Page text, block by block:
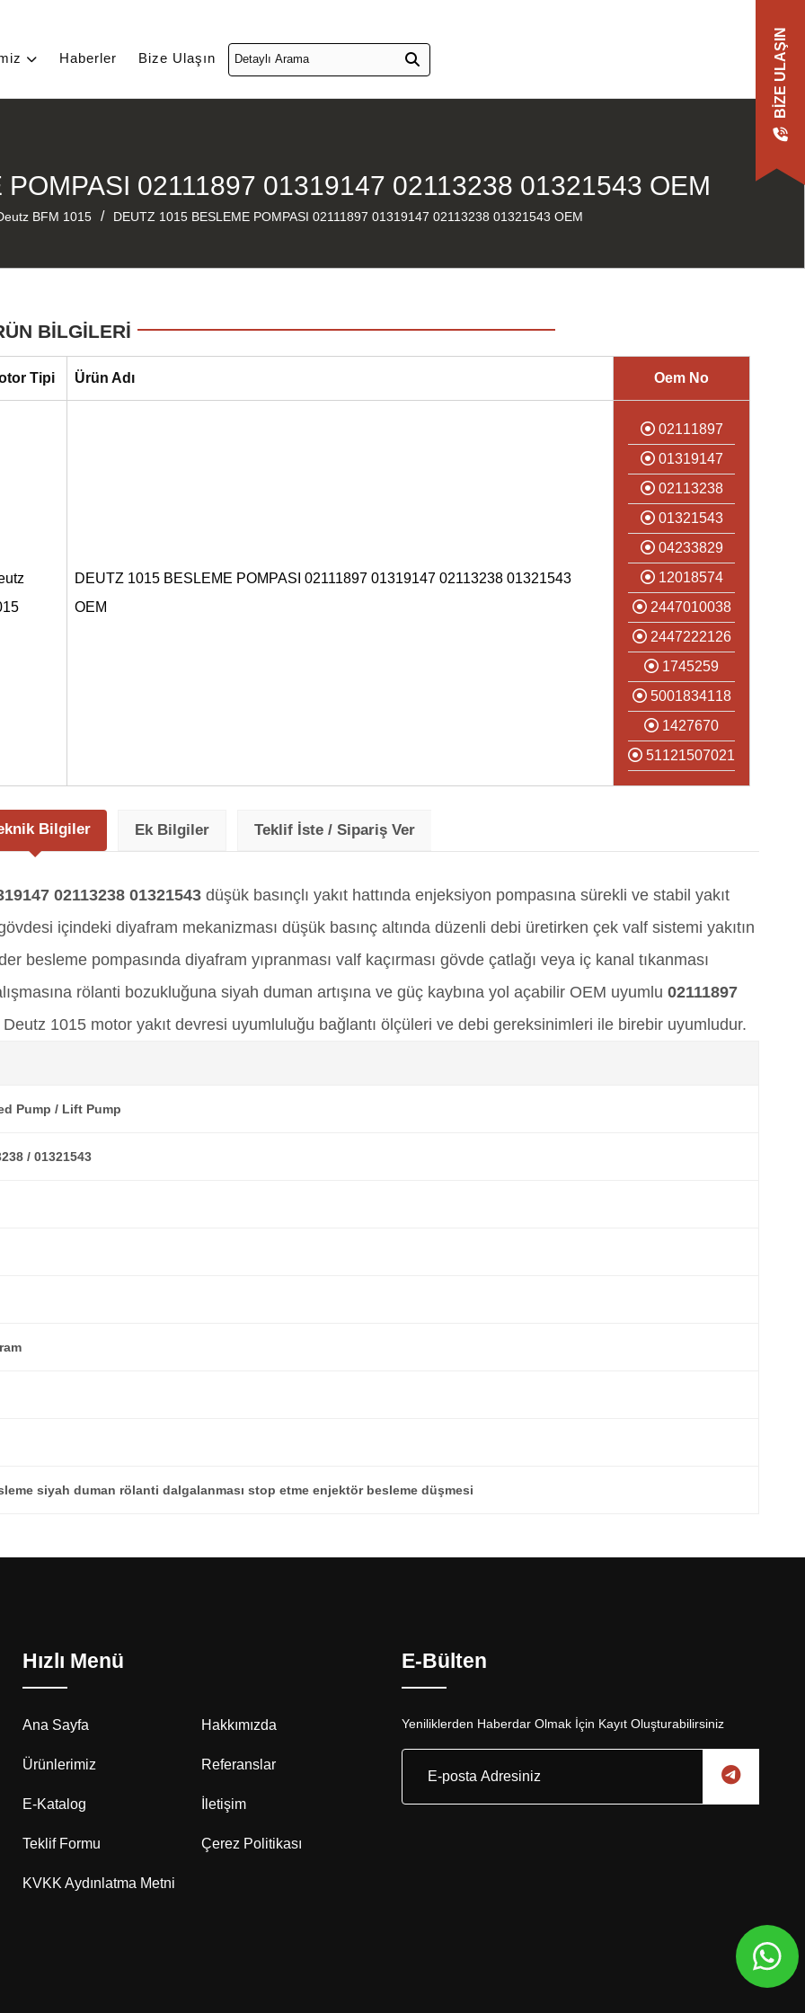
Haberler Bize Ulaşın BIZE ULAŞIN
02111897 01319147 02113238 01321543 OEM
BFM 1015 / DEUTZ 1015 BESLEME POMPASI 02111897 01319147 02113238 01321543 OEM
BİLGİLERİ
Tipi Ürün Adı Oem No
DEUTZ 1015 BESLEME POMPASI 02111897 01319147 02113238 01321543
OEM
02111897
01319147
02113238
01321543
04233829
12018574
2447010038
2447222126
1745259
5001834118
1427670
51121507021
Bilgiler Ek Bilgiler Teklif İste / Sipariş Ver
02113238 01321543 düşük basınçlı yakıt hattında enjeksiyon pompasına sürekli ve stabil yakıt
içindeki diyafram mekanizması düşük basınç altında düzenli debi üretirken çek valf sistemi yakıtın
besleme pompasında diyafram yıpranması valf kaçırması gövde çatlağı veya iç kanal tıkanması
rölanti bozukluğuna siyah duman artışına ve güç kaybına yol açabilir OEM uyumlu 02111897
1015 motor yakıt devresi uyumluluğu bağlantı ölçüleri ve debi gereksinimleri ile birebir uyumludur.
Pump / Lift Pump
/ 01321543
siyah duman rölanti dalgalanması stop etme enjektör besleme düşmesi
Hızlı Menü
Ana Sayfa Hakkımızda
Ürünlerimiz Referanslar
E-Katalog İletişim
Teklif Formu Çerez Politikası
KVKK Aydınlatma Metni
E-Bülten
Yeniliklerden Haberdar Olmak İçin Kayıt Oluşturabilirsiniz